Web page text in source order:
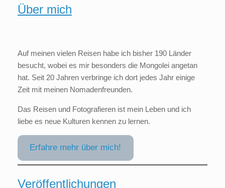
Über mich
Auf meinen vielen Reisen habe ich bisher 190 Länder
besucht, wobei es mir besonders die Mongolei angetan
hat. Seit 20 Jahren verbringe ich dort jedes Jahr einige
Zeit mit meinen Nomadenfreunden.
Das Reisen und Fotografieren ist mein Leben und ich
liebe es neue Kulturen kennen zu lernen.
Erfahre mehr über mich!
Veröffentlichungen